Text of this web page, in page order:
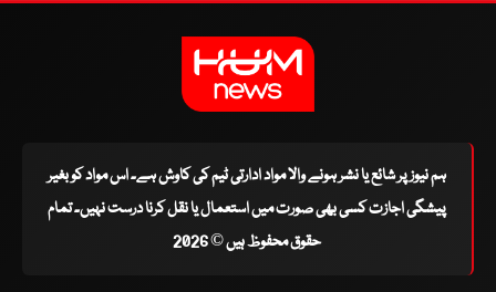
ہم نیوز پر شائع یا نشر ہونے والا مواد ادارتی ٹیم کی کاوش ہے۔ اس مواد کو بغیر
پیشگی اجازت کسی بھی صورت میں استعمال یا نقل کرنا درست نہیں۔ تمام
حقوق محفوظ ہیں © 2026